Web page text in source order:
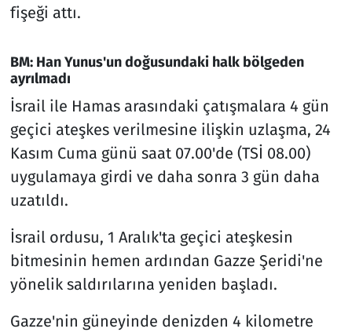
fişeği attı.
BM: Han Yunus'un doğusundaki halk bölgeden
ayrılmadı
İsrail ile Hamas arasındaki çatışmalara 4 gün
geçici ateşkes verilmesine ilişkin uzlaşma, 24
Kasım Cuma günü saat 07.00'de (TSİ 08.00)
uygulamaya girdi ve daha sonra 3 gün daha
uzatıldı.
İsrail ordusu, 1 Aralık'ta geçici ateşkesin
bitmesinin hemen ardından Gazze Şeridi'ne
yönelik saldırılarına yeniden başladı.
Gazze'nin güneyinde denizden 4 kilometre